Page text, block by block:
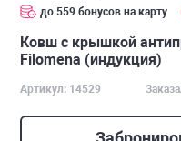
до 559 бонусов на карту
Ковш с крышкой
Filomena (индукция)
Артикул: 14529